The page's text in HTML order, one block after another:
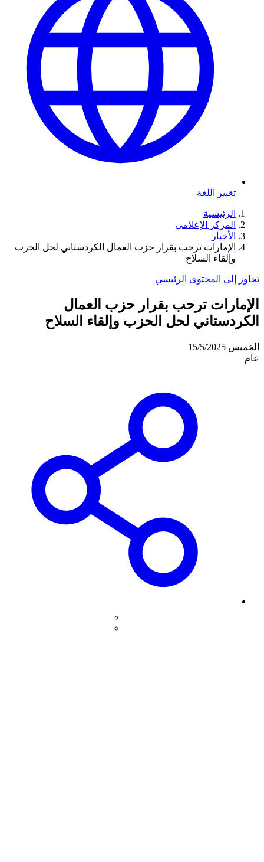
تغيير اللغة
الرئيسية
المركز الإعلامي
الأخبار
الإمارات ترحب بقرار حزب العمال الكردستاني لحل الحزب
وإلقاء السلاح
تجاوز إلى المحتوى الرئيسي
الإمارات ترحب بقرار حزب العمال
الكردستاني لحل الحزب وإلقاء السلاح
الخميس 15/5/2025
عام